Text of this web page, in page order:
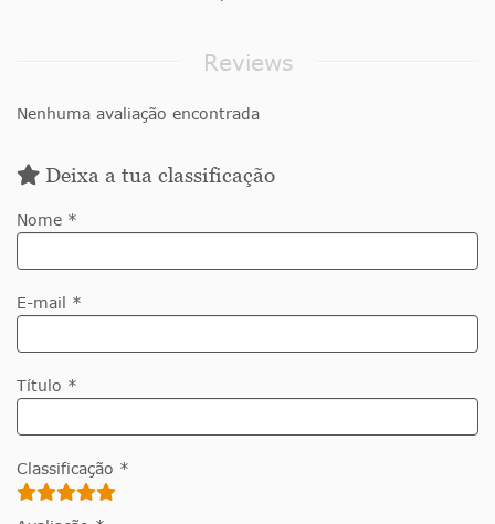
Reviews
Nenhuma avaliação encontrada
Deixa a tua classificação
Nome *
E-mail *
Título *
Classificação *